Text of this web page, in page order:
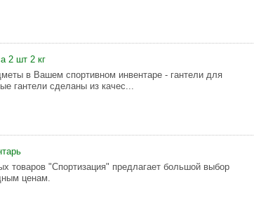
2 шт 2 кг
в Вашем спортивном инвентаре - гантели для
гантели сделаны из качес...
товаров "Спортизация" предлагает большой выбор
ценам.